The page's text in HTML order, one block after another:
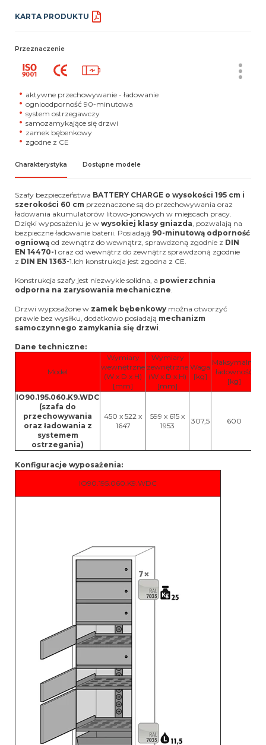
KARTA PRODUKTU
Przeznaczenie
aktywne przechowywanie - ładowanie
ognioodporność 90-minutowa
system ostrzegawczy
samozamykające się drzwi
zamek bębenkowy
zgodne z CE
Charakterystyka Dostępne modele
Szafy bezpieczeństwa BATTERY CHARGE o wysokości 195 cm i
szerokości 60 cm przeznaczone są do przechowywania oraz
ładowania akumulatorów litowo-jonowych w miejscach pracy.
Dzięki wyposażeniu je w wysokiej klasy gniazda, pozwalają na
bezpieczne ładowanie baterii. Posiadają 90-minutową odporność
ogniową od zewnątrz do wewnątrz, sprawdzoną zgodnie z DIN
EN 14470-1 oraz od wewnątrz do zewnątrz sprawdzoną zgodnie
z DIN EN 1363-1.Ich konstrukcja jest zgodna z CE.
Konstrukcja szafy jest niezwykle solidna, a powierzchnia
odporna na zarysowania mechaniczne.
Drzwi wyposażone w zamek bębenkowy można otworzyć
prawie bez wysiłku, dodatkowo posiadają mechanizm
samoczynnego zamykania się drzwi.
Dane techniczne:
Model
Wymiary
wewnętrzne
(W x D x H)
[mm]
Wymiary
zewnętrzne
(W x D x H)
[mm]
Waga
[kg]
Maksymalna
ładowność
[kg]
IO90.195.060.K9.WDC
(szafa do
przechowywania
oraz ładowania z
systemem
ostrzegania)
450 x 522 x
1647
599 x 615 x
1953
307,5 600
Konfiguracje wyposażenia:
IO90.195.060.K9.WDC